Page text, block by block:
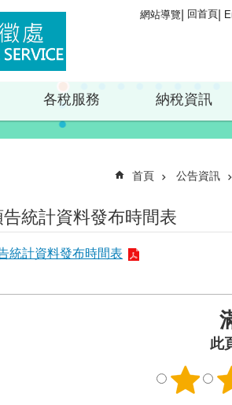
網站導覽 回首頁
各稅服務 納稅資訊
首頁 公告資訊
告統計資料發布時間表
統計資料發布時間表
此